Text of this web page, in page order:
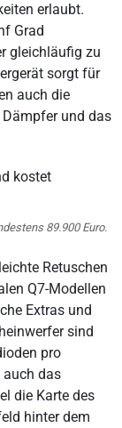
erlaubt.
Grad
gleichläufig zu
sorgt für
auch die
und das
89.900 Euro.
Retuschen
Q7-Modellen
Extras und
sind
pro
auch das
die Karte des
hinter dem